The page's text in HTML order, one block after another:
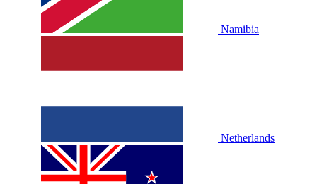
Namibia
Netherlands